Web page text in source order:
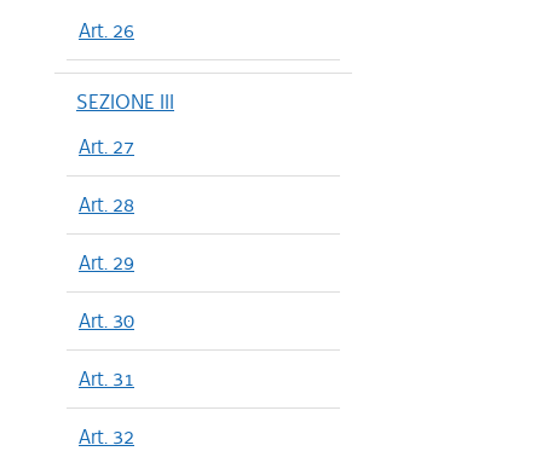
Art. 26
SEZIONE III
Art. 27
Art. 28
Art. 29
Art. 30
Art. 31
Art. 32